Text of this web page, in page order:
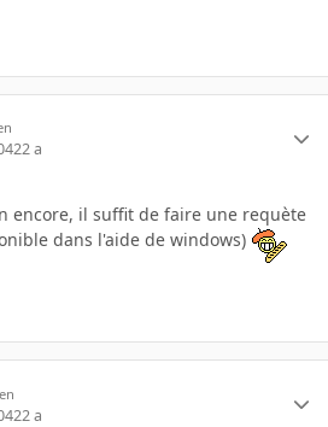
22 a
encore, il suffit de faire une requète
dans l'aide de windows)
22 a